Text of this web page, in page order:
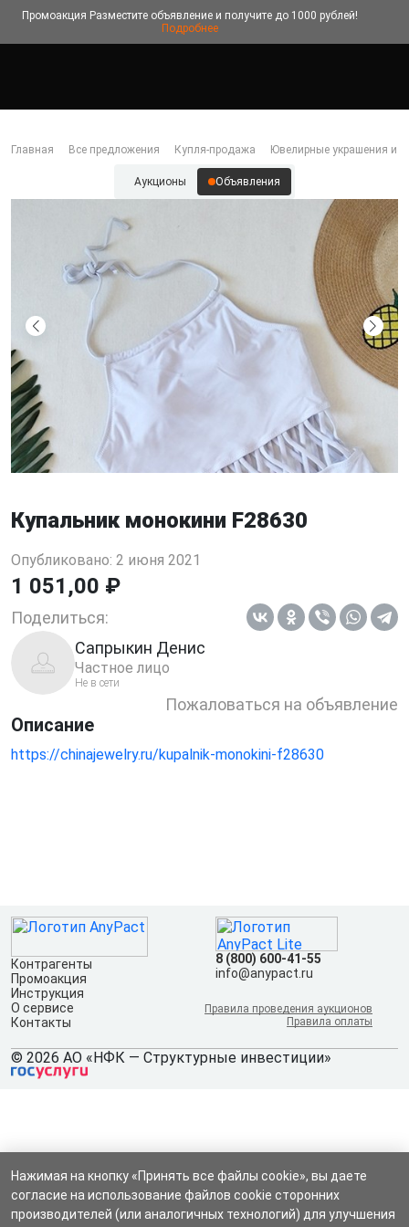
Промоакция Разместите объявление и получите до 1000 рублей!
Подробнее
Главная Все предложения Купля-продажа Ювелирные украшения и
Аукционы Объявления
Купальник монокини F28630
Опубликовано: 2 июня 2021
1 051,00 ₽
Поделиться:
Сапрыкин Денис
Частное лицо
Не в сети
Пожаловаться на объявление
Описание
https://chinajewelry.ru/kupalnik-monokini-f28630
Контрагенты
Промоакция
Инструкция
О сервисе
Контакты
8 (800) 600-41-55
info@anypact.ru
Правила проведения аукционов
Правила оплаты
© 2026 АО «НФК — Структурные инвестиции»
Нажимая на кнопку «Принять все файлы cookie», вы даете
согласие на использование файлов cookie сторонних
производителей (или аналогичных технологий) для улучшения